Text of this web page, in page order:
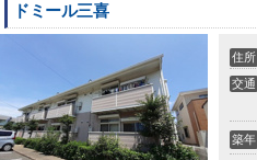
ドミール三喜
住所
交通
築年